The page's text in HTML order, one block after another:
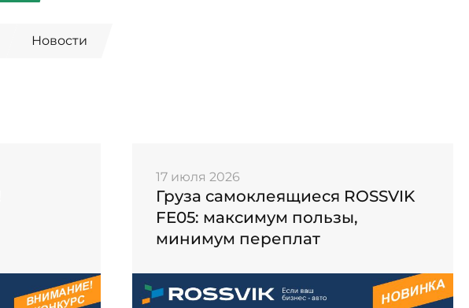
Новости
17 июля 2026
Груза самоклеящиеся ROSSVIK
FE05: максимум пользы,
минимум переплат